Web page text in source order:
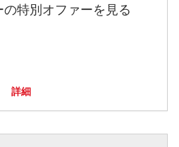
の特別オファーを見る
詳細